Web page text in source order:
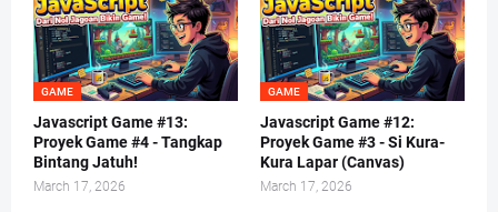
GAME
Javascript Game #13:
Proyek Game #4 - Tangkap
Bintang Jatuh!
March 17, 2026
GAME
Javascript Game #12:
Proyek Game #3 - Si Kura-
Kura Lapar (Canvas)
March 17, 2026